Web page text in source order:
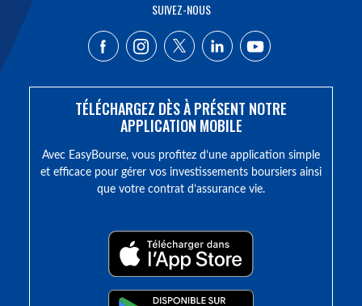
SUIVEZ-NOUS
TÉLÉCHARGEZ DÈS À PRÉSENT NOTRE
APPLICATION MOBILE
Avec EasyBourse, vous profitez d’une application simple
et efficace pour gérer vos investissements boursiers ainsi
que votre contrat d’assurance vie.